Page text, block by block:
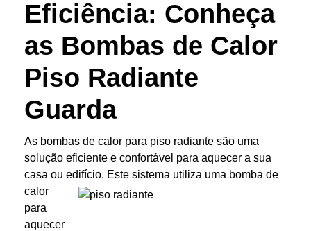
Loja Gaia
Assistência
Pós-venda
Eficiência: Conheça
as Bombas de Calor
Piso Radiante
Guarda
As bombas de calor para piso radiante são uma
solução eficiente e confortável para aquecer a sua
casa ou edifício. Este sistema utiliza uma bomba de
calor
para
aquecer